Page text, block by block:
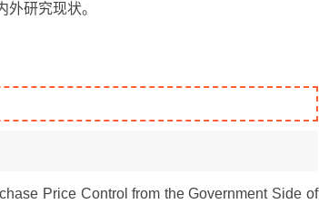
研究现状。
Price Control from the Government Side of